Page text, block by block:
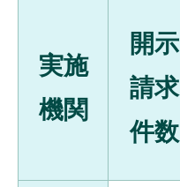
実施
機関
開示
請求
件数